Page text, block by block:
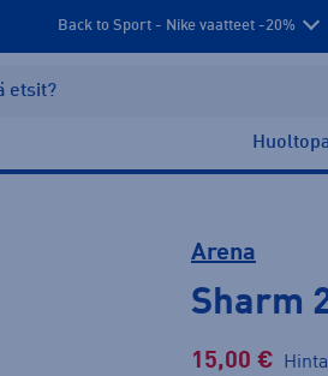
Back to Sport - Nike vaatteet -20%
Arena
Sharm
15,00 €